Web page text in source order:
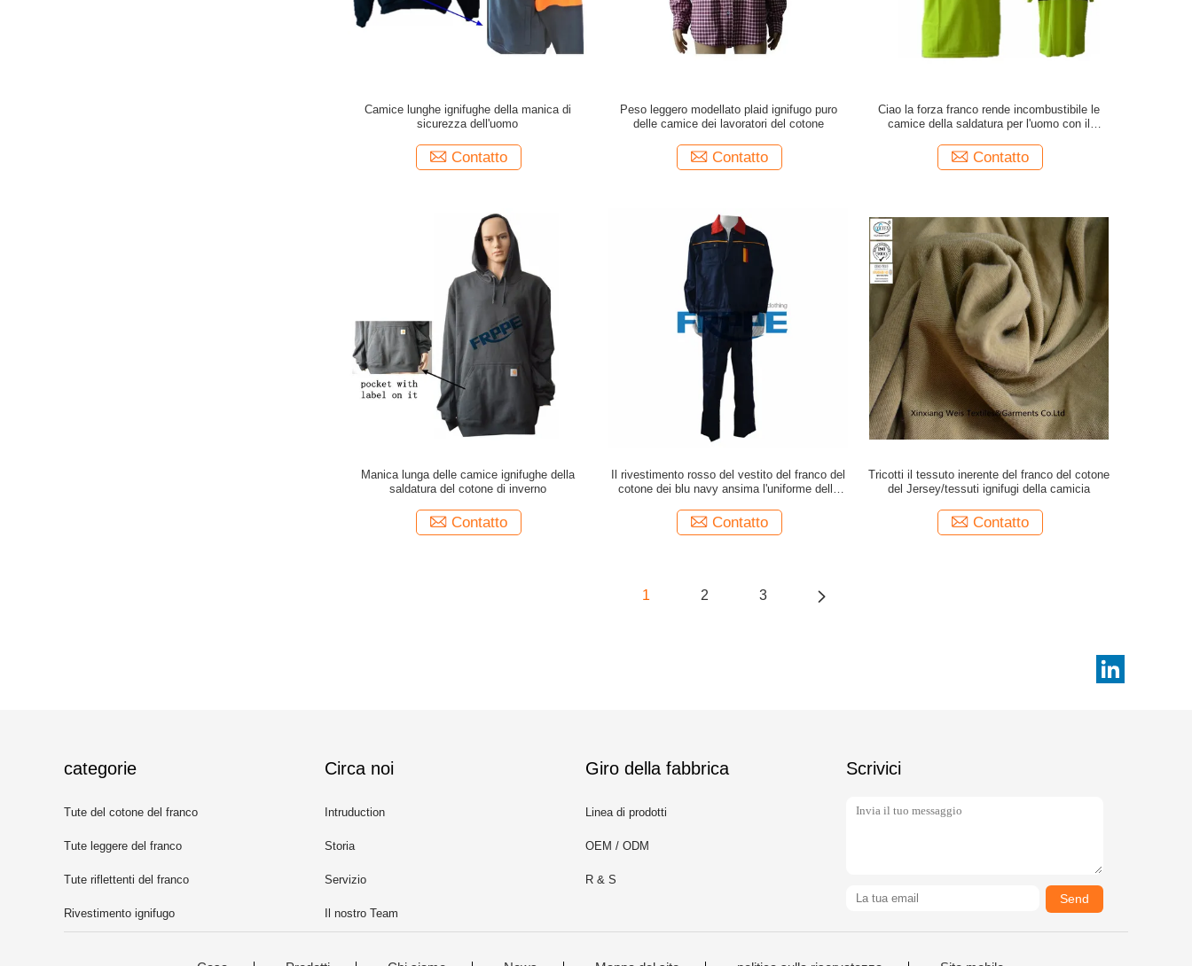
Camice lunghe ignifughe della manica di
sicurezza dell'uomo
Contatto
Peso leggero modellato plaid ignifugo puro
delle camice dei lavoratori del cotone
Contatto
Ciao la forza franco rende incombustibile le
camice della saldatura per l'uomo con il
Contatto
Manica lunga delle camice ignifughe della
saldatura del cotone di inverno
Contatto
Il rivestimento rosso del vestito del franco del
cotone dei blu navy ansima l'uniforme delle
durevolezza il vestiario di protezione/EN11612
della sicurezza
Contatto
Tricotti il tessuto inerente del franco del cotone
del Jersey/tessuti ignifugi della camicia
Contatto
1 2 3
categorie
Tute del cotone del franco
Tute leggere del franco
Tute riflettenti del franco
Rivestimento ignifugo
Circa noi
Intruduction
Storia
Servizio
Il nostro Team
Giro della fabbrica
Linea di prodotti
OEM / ODM
R & S
Scrivici
Send